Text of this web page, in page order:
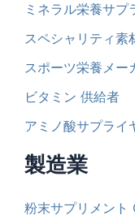
ミネラル栄養サプ
スペシャリティ素
スポーツ栄養メー
ビタミン 供給者
アミノ酸サプライ
製造業
粉末サプリメント